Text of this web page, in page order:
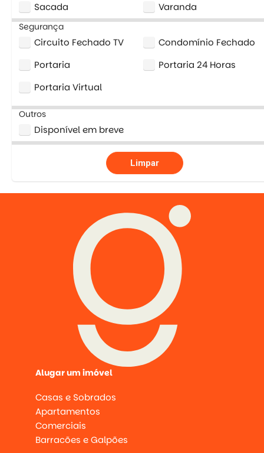
Sacada
Varanda
Segurança
Circuito Fechado TV
Condomínio Fechado
Portaria
Portaria 24 Horas
Portaria Virtual
Outros
Disponível em breve
Limpar
Alugar um imóvel
Casas e Sobrados
Apartamentos
Comerciais
Barracões e Galpões